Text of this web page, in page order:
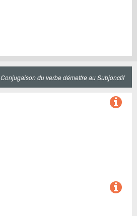
Conjugaison du verbe démettre au Subjonctif